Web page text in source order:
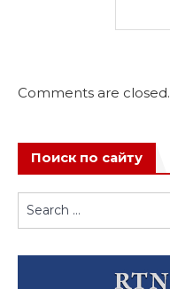
Comments are closed.
Поиск по сайту
Search
for: